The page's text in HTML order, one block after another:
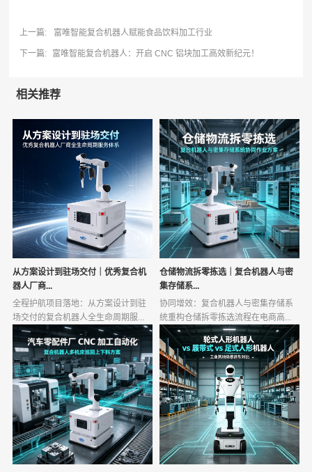
上一篇: 富唯智能复合机器人赋能食品饮料加工行业
下一篇: 富唯智能复合机器人：开启 CNC 铝块加工高效新纪元！
相关推荐
从方案设计到驻场交付｜优秀复合机
器人厂商...
全程护航项目落地：从方案设计到驻
场交付的复合机器人全生命周期服...
仓储物流拆零拣选｜复合机器人与密
集存储系...
协同增效：复合机器人与密集存储系
统重构仓储拆零拣选流程在电商高...